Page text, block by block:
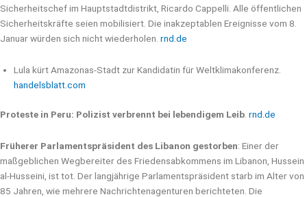
Sicherheitschef im Hauptstadtdistrikt, Ricardo Cappelli. Alle öffentlichen
Sicherheitskräfte seien mobilisiert. Die inakzeptablen Ereignisse vom 8.
Januar würden sich nicht wiederholen. rnd.de
Lula kürt Amazonas-Stadt zur Kandidatin für Weltklimakonferenz.
handelsblatt.com
Proteste in Peru: Polizist verbrennt bei lebendigem Leib rnd.de
Früherer Parlamentspräsident des Libanon gestorben: Einer der
maßgeblichen Wegbereiter des Friedensabkommens im Libanon, Hussein
al-Husseini, ist tot. Der langjährige Parlamentspräsident starb im Alter von
85 Jahren, wie mehrere Nachrichtenagenturen berichteten. Die